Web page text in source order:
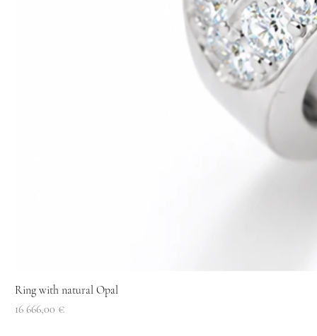
Ring with natural Opal
Price
16 666,00 €